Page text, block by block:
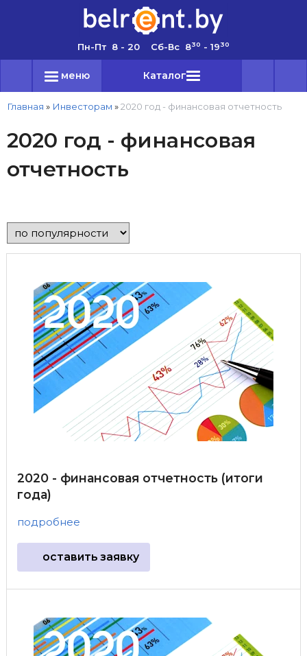
Пн-Пт 8 - 20 Сб-Вс 830 - 1930
меню Каталог
Главная » Инвесторам »2020 год - финансовая отчетность
2020 год - финансовая
отчетность
2020 - финансовая отчетность (итоги
года)
подробнее
оставить заявку